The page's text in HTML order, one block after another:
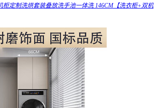
柜定制洗烘套装叠放洗手池一体洗 146CM【洗衣柜+双机